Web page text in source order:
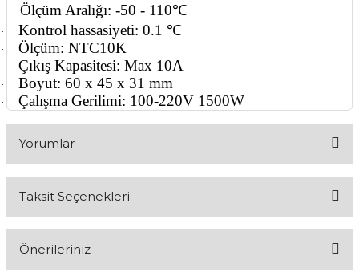
Ölçüm Aralığı: -50 - 110℃
· Kontrol hassasiyeti: 0.1 ℃
· Ölçüm: NTC10K
· Çıkış Kapasitesi: Max 10A
· Boyut: 60 x 45 x 31 mm
· Çalışma Gerilimi: 100-220V 1500W
Yorumlar
Taksit Seçenekleri
Önerileriniz